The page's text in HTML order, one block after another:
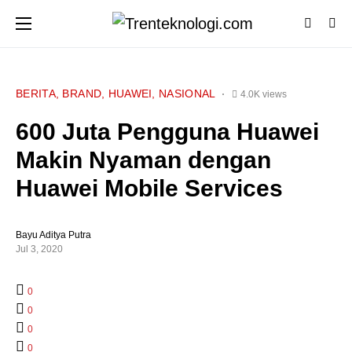
BERITA BRAND HUAWEI NASIONAL 4.0K views
600 Juta Pengguna Huawei
Makin Nyaman dengan
Huawei Mobile Services
Bayu Aditya Putra
Jul 3, 2020
0
0
0
0